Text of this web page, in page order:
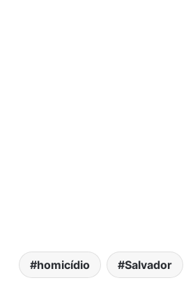
homicídio Salvador